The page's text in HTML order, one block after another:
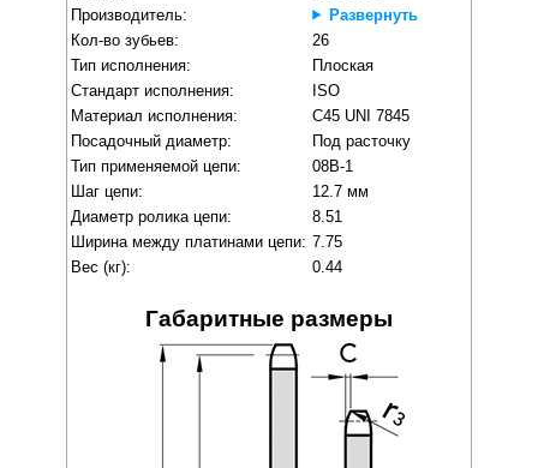
Производитель:
Развернуть
Кол-во зубьев:
26
Тип исполнения:
Плоская
Стандарт исполнения:
ISO
Материал исполнения:
C45 UNI 7845
Посадочный диаметр:
Под расточку
Тип применяемой цепи:
08B-1
Шаг цепи:
12.7 мм
Диаметр ролика цепи:
8.51
Ширина между платинами цепи: 7.75
Вес (кг):
0.44
Габаритные размеры